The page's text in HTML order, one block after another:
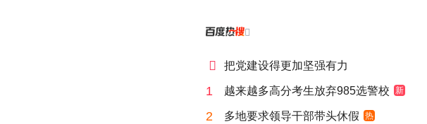

 把党建设得更加坚强有力
1 越来越多高分考生放弃985选警校 新
2 多地要求领导干部带头休假 热